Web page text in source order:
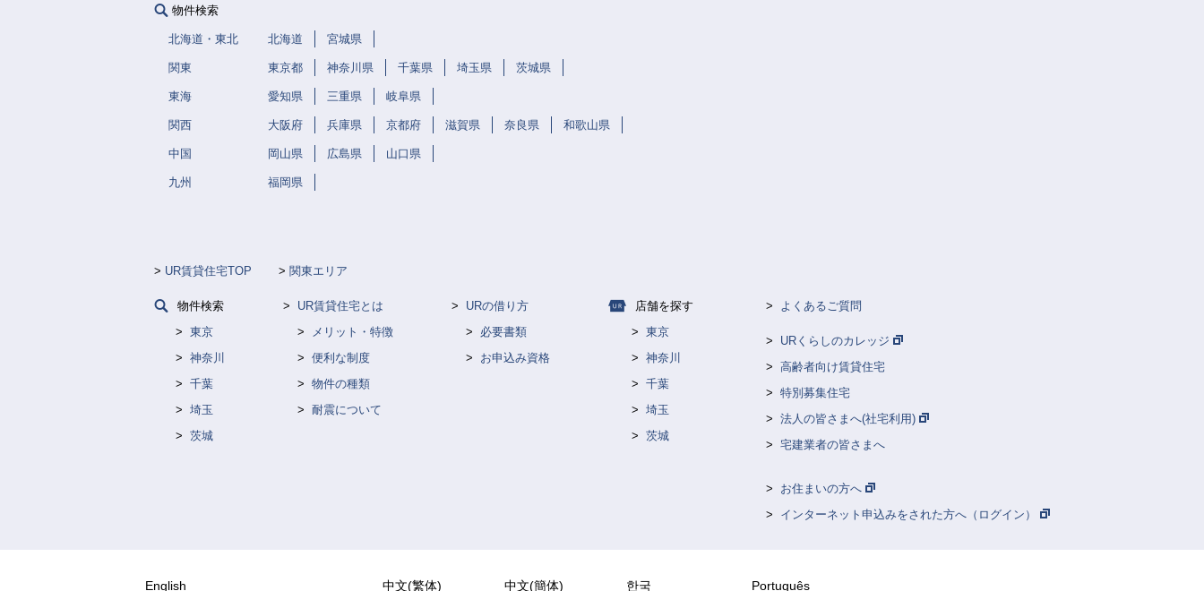
物件検索
北海道・東北 北海道 宮城県
関東 東京都 神奈川県 千葉県 埼玉県 茨城県
東海 愛知県 三重県 岐阜県
関西 大阪府 兵庫県 京都府 滋賀県 奈良県 和歌山県
中国 岡山県 広島県 山口県
九州 福岡県
UR賃貸住宅TOP 関東エリア
物件検索
東京
神奈川
千葉
埼玉
茨城
UR賃貸住宅とは
メリット・特徴
便利な制度
物件の種類
耐震について
URの借り方
必要書類
お申込み資格
店舗を探す
東京
神奈川
千葉
埼玉
茨城
よくあるご質問
URくらしのカレッジ
高齢者向け賃貸住宅
特別募集住宅
法人の皆さまへ(社宅利用)
宅建業者の皆さまへ
お住まいの方へ
インターネット申込みをされた方へ（ログイン）
English 中文(繁体) 中文(簡体) 한국 Português